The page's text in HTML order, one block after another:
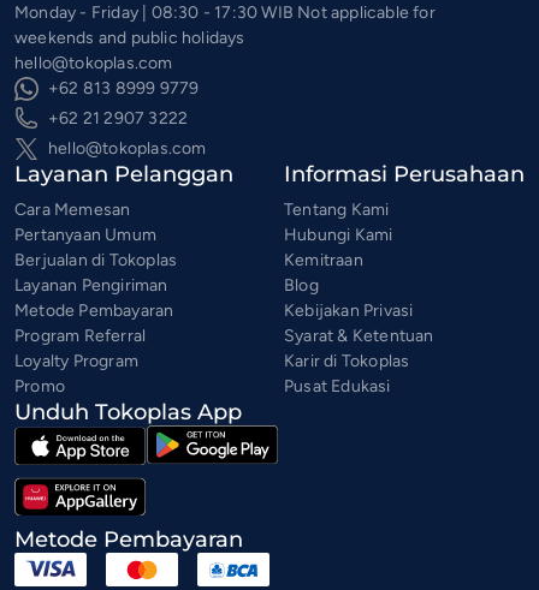
Monday - Friday | 08:30 - 17:30 WIB Not applicable for
weekends and public holidays
hello@tokoplas.com
+62 813 8999 9779
+62 21 2907 3222
hello@tokoplas.com
Layanan Pelanggan
Cara Memesan
Pertanyaan Umum
Berjualan di Tokoplas
Layanan Pengiriman
Metode Pembayaran
Program Referral
Loyalty Program
Promo
Informasi Perusahaan
Tentang Kami
Hubungi Kami
Kemitraan
Blog
Kebijakan Privasi
Syarat & Ketentuan
Karir di Tokoplas
Pusat Edukasi
Unduh Tokoplas App
Metode Pembayaran